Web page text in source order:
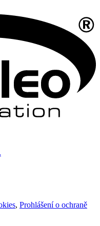
, Prohlášení o ochraně